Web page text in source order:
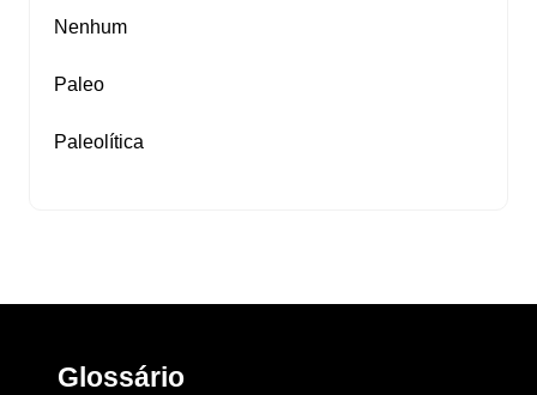
Nenhum
Paleo
Paleolítica
Glossário